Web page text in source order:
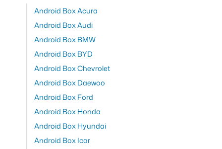
Android Box Acura
Android Box Audi
Android Box BMW
Android Box BYD
Android Box Chevrolet
Android Box Daewoo
Android Box Ford
Android Box Honda
Android Box Hyundai
Android Box Icar